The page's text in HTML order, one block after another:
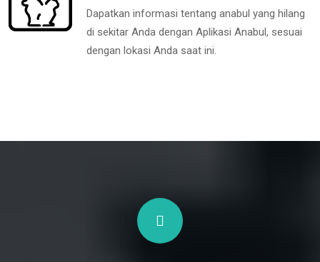
Dapatkan informasi tentang anabul yang hilang
di sekitar Anda dengan Aplikasi Anabul, sesuai
dengan lokasi Anda saat ini.